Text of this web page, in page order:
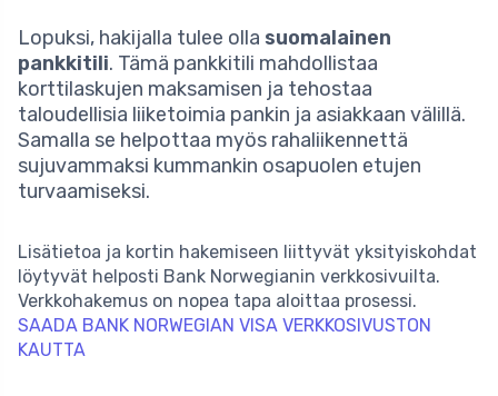
Lopuksi, hakijalla tulee olla suomalainen
pankkitili. Tämä pankkitili mahdollistaa
korttilaskujen maksamisen ja tehostaa
taloudellisia liiketoimia pankin ja asiakkaan välillä.
Samalla se helpottaa myös rahaliikennettä
sujuvammaksi kummankin osapuolen etujen
turvaamiseksi.
Lisätietoa ja kortin hakemiseen liittyvät yksityiskohdat
löytyvät helposti Bank Norwegianin verkkosivuilta.
Verkkohakemus on nopea tapa aloittaa prosessi.
SAADA BANK NORWEGIAN VISA VERKKOSIVUSTON
KAUTTA